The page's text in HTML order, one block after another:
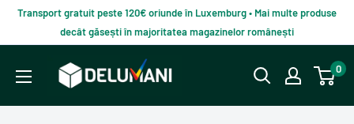
continut
Transport gratuit peste 120€ oriunde în Luxemburg • Mai multe produse
decât găsești în majoritatea magazinelor românești
Delumani
Magazin
0